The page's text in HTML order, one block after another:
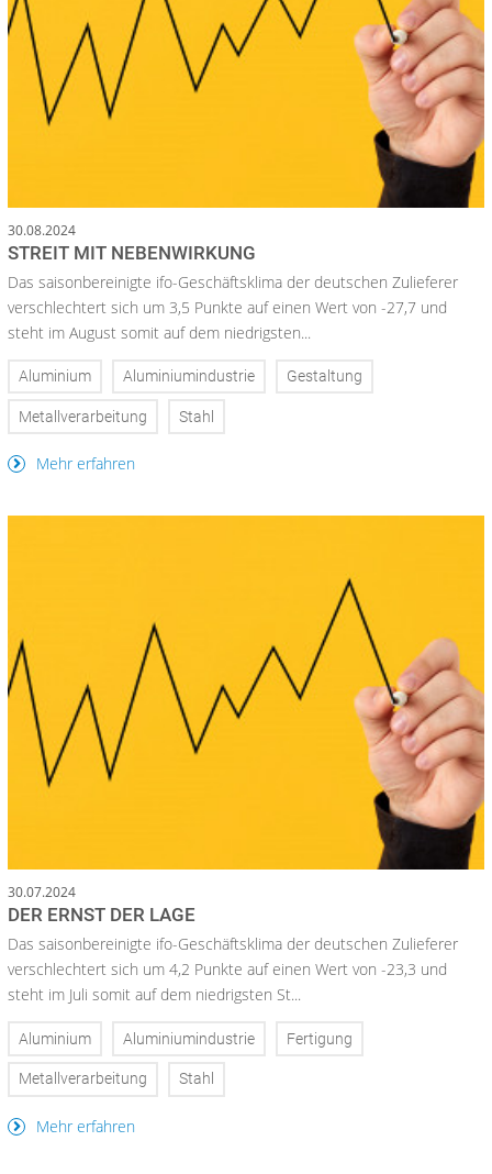
30.08.2024
STREIT MIT NEBENWIRKUNG
Das saisonbereinigte ifo-Geschäftsklima der deutschen Zulieferer
verschlechtert sich um 3,5 Punkte auf einen Wert von -27,7 und
steht im August somit auf dem niedrigsten...
Aluminium Aluminiumindustrie Gestaltung
Metallverarbeitung Stahl
Mehr erfahren
30.07.2024
DER ERNST DER LAGE
Das saisonbereinigte ifo-Geschäftsklima der deutschen Zulieferer
verschlechtert sich um 4,2 Punkte auf einen Wert von -23,3 und
steht im Juli somit auf dem niedrigsten St...
Aluminium Aluminiumindustrie Fertigung
Metallverarbeitung Stahl
Mehr erfahren